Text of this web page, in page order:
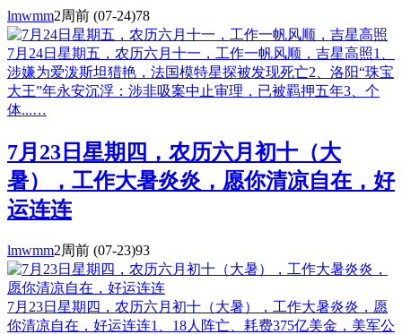
lmwmm2周前 (07-24)78
7月24日星期五，农历六月十一，工作一帆风顺，吉星高照1、
涉嫌为爱泼斯坦猎艳，法国模特星探被发现死亡2、洛阳“珠宝
大王”年永安沉浮：涉非吸案中止审理，已被羁押五年3、个
体...…
7月23日星期四，农历六月初十（大
暑），工作大暑炎炎，愿你清凉自在，好
运连连
lmwmm2周前 (07-23)93
7月23日星期四，农历六月初十（大暑），工作大暑炎炎，愿
你清凉自在，好运连连1、18人阵亡、耗费375亿美金，美军公